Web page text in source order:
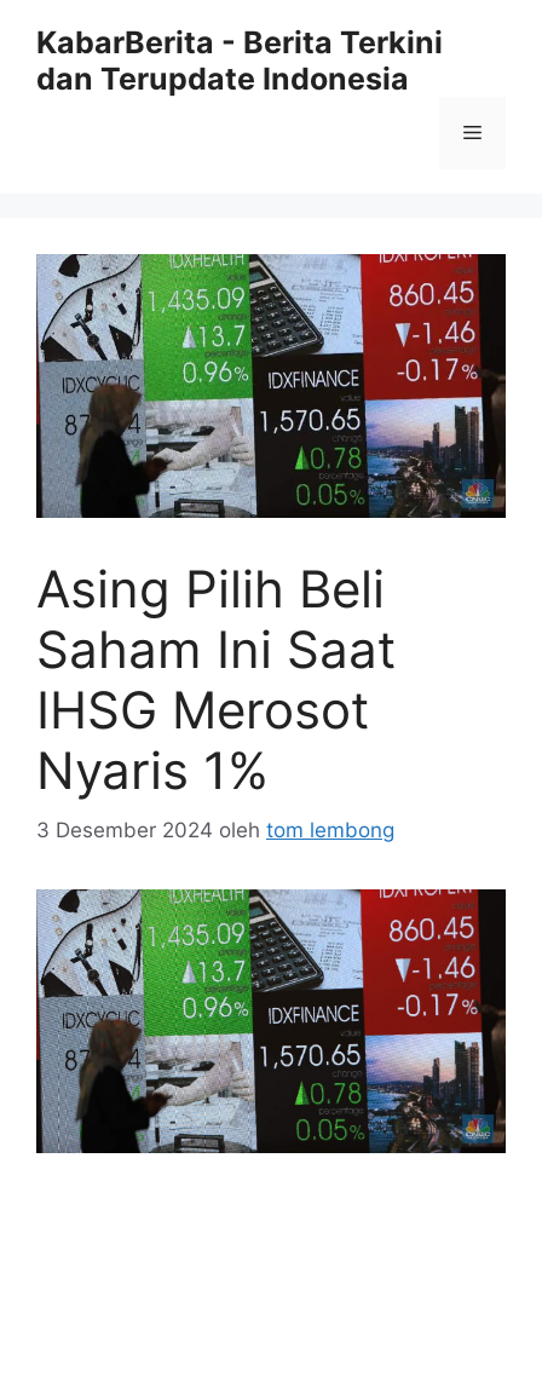
KabarBerita - Berita Terkini
dan Terupdate Indonesia
Menu
Asing Pilih Beli
Saham Ini Saat
IHSG Merosot
Nyaris 1%
3 Desember 2024 oleh tom lembong